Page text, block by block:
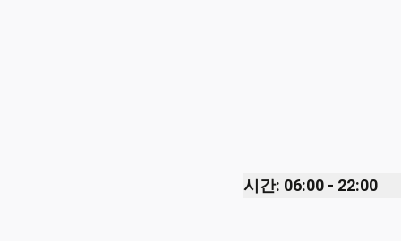
시간: 06:00 - 22:00
Monday